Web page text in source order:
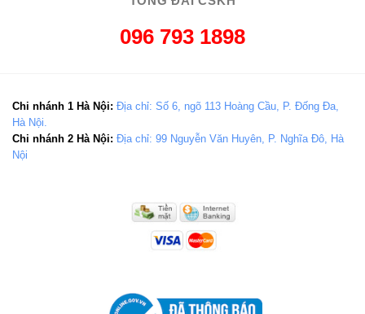
096 793 1898
Chi nhánh 1 Hà Nội: Địa chỉ: Số 6, ngõ 113 Hoàng Cầu, P. Đống Đa,
Hà Nội.
Chi nhánh 2 Hà Nội: Địa chỉ: 99 Nguyễn Văn Huyên, P. Nghĩa Đô, Hà
Nội